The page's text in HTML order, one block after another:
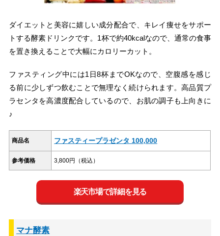
ダイエットと美容に嬉しい成分配合で、キレイ痩せをサポー
トする酵素ドリンクです。1杯で約40kcalなので、通常の食事
を置き換えることで大幅にカロリーカット。
ファスティング中には1日8杯までOKなので、空腹感を感じ
る前に少しずつ飲むことで無理なく続けられます。高品質プ
ラセンタを高濃度配合しているので、お肌の調子も上向きに
♪
商品名 ファスティープラゼンタ 100,000
参考価格 3,800円（税込）
楽天市場で詳細を見る
マナ酵素